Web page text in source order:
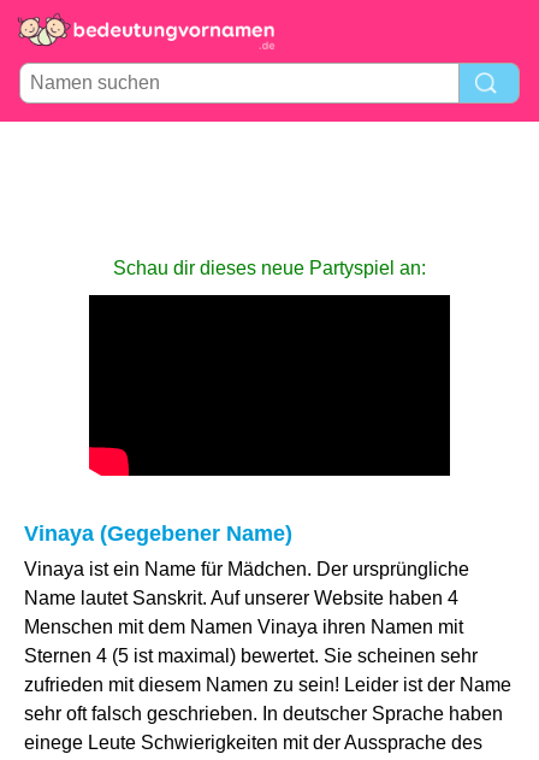
Schau dir dieses neue Partyspiel an:
Vinaya (Gegebener Name)
Vinaya ist ein Name für Mädchen. Der ursprüngliche
Name lautet Sanskrit. Auf unserer Website haben 4
Menschen mit dem Namen Vinaya ihren Namen mit
Sternen 4 (5 ist maximal) bewertet. Sie scheinen sehr
zufrieden mit diesem Namen zu sein! Leider ist der Name
sehr oft falsch geschrieben. In deutscher Sprache haben
einege Leute Schwierigkeiten mit der Aussprache des